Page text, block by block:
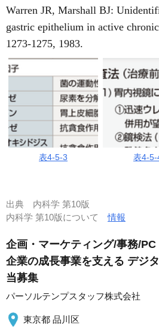
Warren JR, Marshall BJ:
gastric epithelium in active
1273-1275, 1983.
表4-5-3 表4-5-
出典 内科学 第10版
内科学 第10版について情報
企画・マーケティング/事務/
企業の成長事業を支える デジ
当募集
パーソルテンプスタッフ株式会社
東京都 品川区